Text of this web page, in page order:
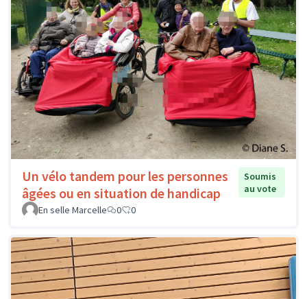
Un vélo tandem pour les personnes
âgées ou en situation de handicap
Soumis
au vote
En selle Marcelle
0 0